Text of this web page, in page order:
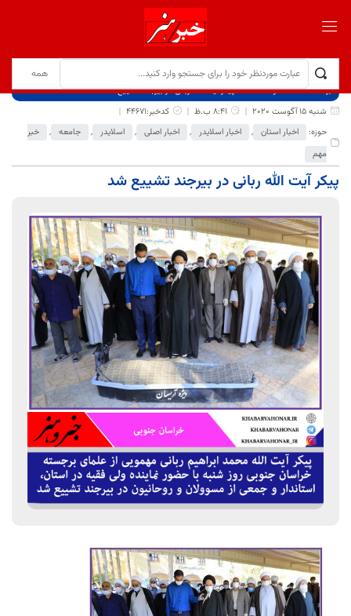
برگ نخست نوشته‌ها
پیکر آیت الله ربانی در بیرجند تشییع شد
شنبه 15 آگوست 2020
8:41 ب.ظ
کدخبر:44671
حوزه:
اخبار استان , اخبار اسلایدر , اخبار اصلی , اسلایدر , جامعه ,
خبر
مهم
پیکر آیت الله ربانی در بیرجند تشییع شد